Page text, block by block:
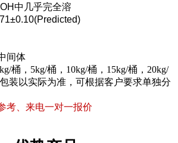
中几乎完全溶
间体
桶，5kg/桶，10kg/桶，15kg/桶，20kg/
装以实际为准，可根据客户要求单独分
考、来电一对一报价